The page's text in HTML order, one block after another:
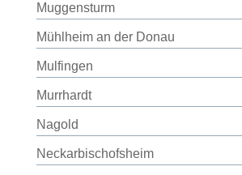
Muggensturm
Mühlheim an der Donau
Mulfingen
Murrhardt
Nagold
Neckarbischofsheim